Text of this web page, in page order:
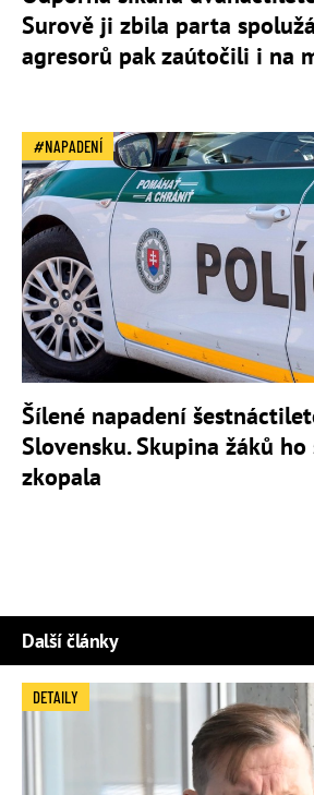
Surově ji zbila parta
agresorů pak zaútočili i na
NAPADENÍ
Šílené napadení
Slovensku. Skupina žáků
zkopala
Další články
DETAILY